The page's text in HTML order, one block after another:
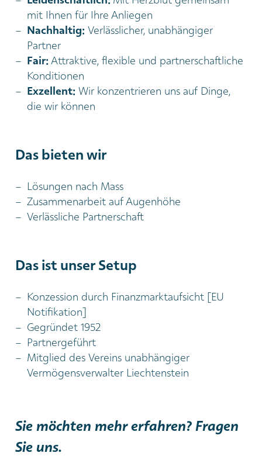
mit Ihnen für Ihre Anliegen
Nachhaltig:Verlässlicher, unabhängiger
Partner
Fair:Attraktive, flexible und partnerschaftliche
Konditionen
Exzellent:Wir konzentrieren uns auf Dinge,
die wir können
Das bieten wir
Lösungen nach Mass
Zusammenarbeit auf Augenhöhe
Verlässliche Partnerschaft
Das ist unser Setup
Konzession durch Finanzmarktaufsicht [EU
Notifikation]
Gegründet 1952
Partnergeführt
Mitglied des Vereins unabhängiger
Vermögensverwalter Liechtenstein
Sie möchten mehr erfahren? Fragen
Sie uns.